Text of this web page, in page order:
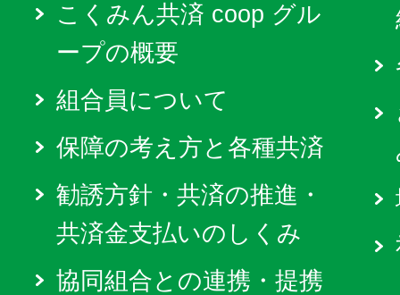
こくみん共済 coop グル
ープの概要
組合員について
保障の考え方と各種共済
勧誘方針・共済の推進・
共済金支払いのしくみ
協同組合との連携・提携